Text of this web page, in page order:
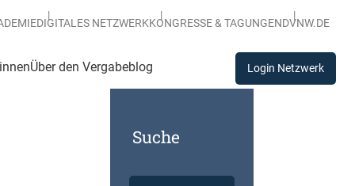
DIGITALES NETZWERKKONGRESSE & TAGUNGENDVNW.DE
Über den Vergabeblog Login Netzwerk
Suche